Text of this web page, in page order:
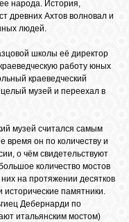
народа. История,
древних Ахтов волновал и
людей.
школы её директор
работу юных
краеведческий
целый музей и переехал в
музей считался самым
время он по количеству и
о чём свидетельствуют
количество мостов
на протяжении десятков
исторические памятники.
Дебернарди по
итальянским мостом)